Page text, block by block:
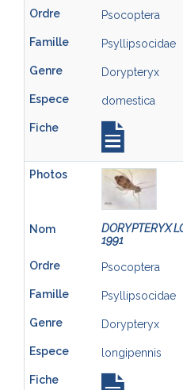
Psocoptera
Psyllipsocidae
Dorypteryx
domestica
DORYPTERYX
1991
Psocoptera
Psyllipsocidae
Dorypteryx
longipennis